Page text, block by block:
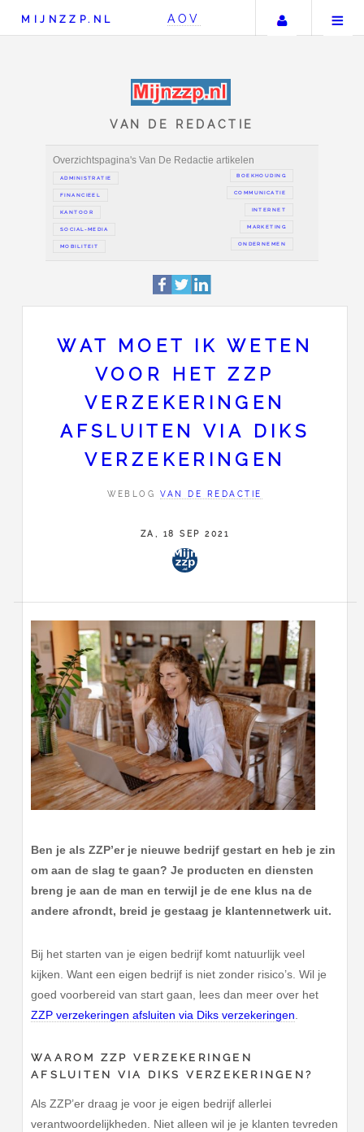
MIJNZZP.NL AOV Uw
VAN DE REDACTIE
Overzichtspagina's Van De Redactie artikelen
ADMINISTRATIE
MOBILITEIT
WAT MOET IK WETEN
VOOR HET ZZP
VERZEKERINGEN
AFSLUITEN VIA DIKS
VERZEKERINGEN
WEBLOGVAN DE REDACTIE
ZA, 18 SEP 2021
Ben je als ZZP’er je nieuwe bedrijf gestart en heb je zin
om aan de slag te gaan? Je producten en diensten
breng je aan de man en terwijl je de ene klus na de
andere afrondt, breid je gestaag je klantennetwerk uit.
Bij het starten van je eigen bedrijf komt natuurlijk veel
kijken. Want een eigen bedrijf is niet zonder risico’s. Wil je
goed voorbereid van start gaan, lees dan meer over het
ZZP verzekeringen afsluiten via Diks verzekeringen.
WAAROM ZZP VERZEKERINGEN
AFSLUITEN VIA DIKS VERZEKERINGEN?
Als ZZP’er draag je voor je eigen bedrijf allerlei
verantwoordelijkheden. Niet alleen wil je je klanten tevreden